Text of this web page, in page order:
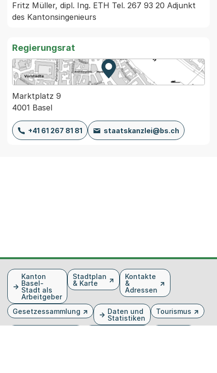
Fritz Müller, dipl. Ing. ETH Tel. 267 93 20 Adjunkt
Regierungsrat
Zur Karte von MapBS.
Externer Link, wird in einem
Marktplatz 9
4001 Basel
+41 61 267 81 81 staatskanzlei@bs.ch
FusszeileKanton
Basel-
Stadt als
Arbeitgeber
Stadtplan
& Karte
Kontakte
&
Adressen
Gesetzessammlung
Daten und
Statistiken
Tourismus